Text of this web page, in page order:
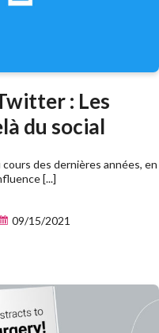
: Les
du social
des dernières années, en
[...]
09/15/2021